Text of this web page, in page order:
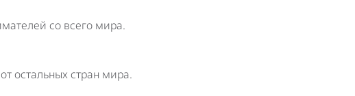
со всего мира.
остальных стран мира.